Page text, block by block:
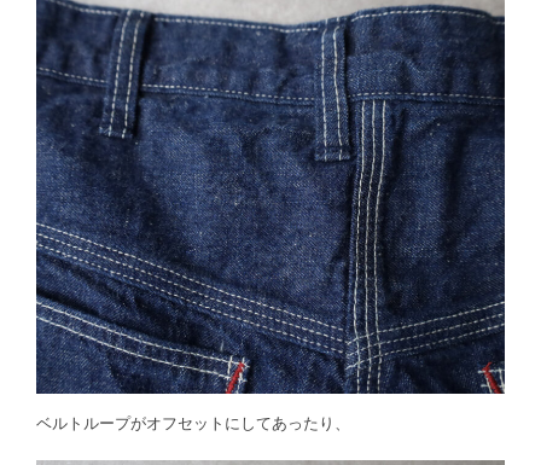
ベルトループがオフセットにしてあったり、